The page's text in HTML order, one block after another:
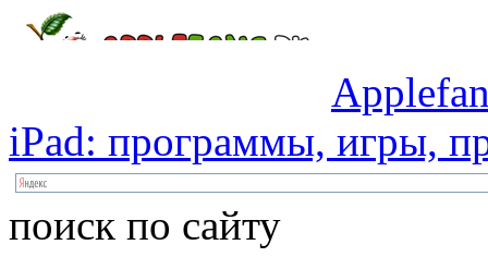
iPad: программы, игры,
поиск по сайту